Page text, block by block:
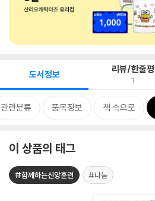
도서정보 리뷰/한줄평
1
관련분류 품목정보 책 속으로
이 상품의 태그
#함께하는신앙훈련 #나눔